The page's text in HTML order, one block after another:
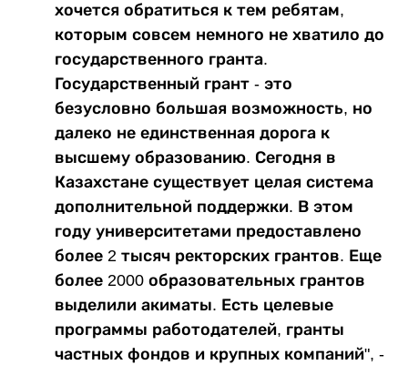
хочется обратиться к тем ребятам,
которым совсем немного не хватило до
государственного гранта.
Государственный грант - это
безусловно большая возможность, но
далеко не единственная дорога к
высшему образованию. Сегодня в
Казахстане существует целая система
дополнительной поддержки. В этом
году университетами предоставлено
более 2 тысяч ректорских грантов. Еще
более 2000 образовательных грантов
выделили акиматы. Есть целевые
программы работодателей, гранты
частных фондов и крупных компаний", -